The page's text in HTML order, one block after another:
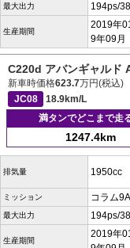
最大出力 194ps/
生産期間
2019年
9年09月
C220d アバンギャルド
新車時価格623.7万円(税込)
JC08
18.9km/L
満タンでどこまで走
1247.4km
排気量 1950cc
ミッション コラム
最大出力 194ps/
生産期間
2019年